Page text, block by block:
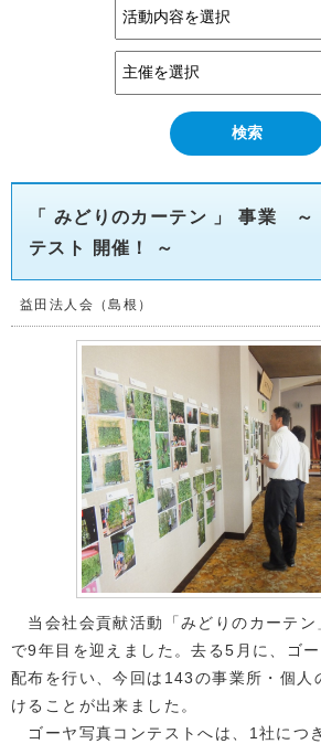
「 みどりのカーテン 」 事業 ～
テスト 開催！ ～
益田法人会（島根）
当会社会貢献活動「みどりのカーテン
で9年目を迎えました。去る5月に、ゴ
配布を行い、今回は143の事業所・個人
けることが出来ました。
ゴーヤ写真コンテストへは、1社につ